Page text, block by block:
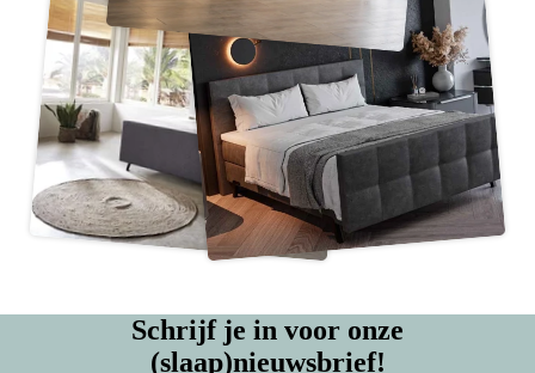
Schrijf je in voor onze
(slaap)nieuwsbrief!